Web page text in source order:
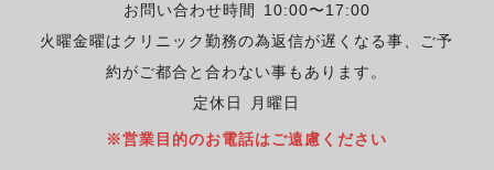
お問い合わせ時間
10:00〜17:00
火曜金曜はクリニック勤務の為返信が遅くなる事、ご予
約がご都合と合わない事もあります。
定休日
月曜日
※営業目的のお電話はご遠慮ください